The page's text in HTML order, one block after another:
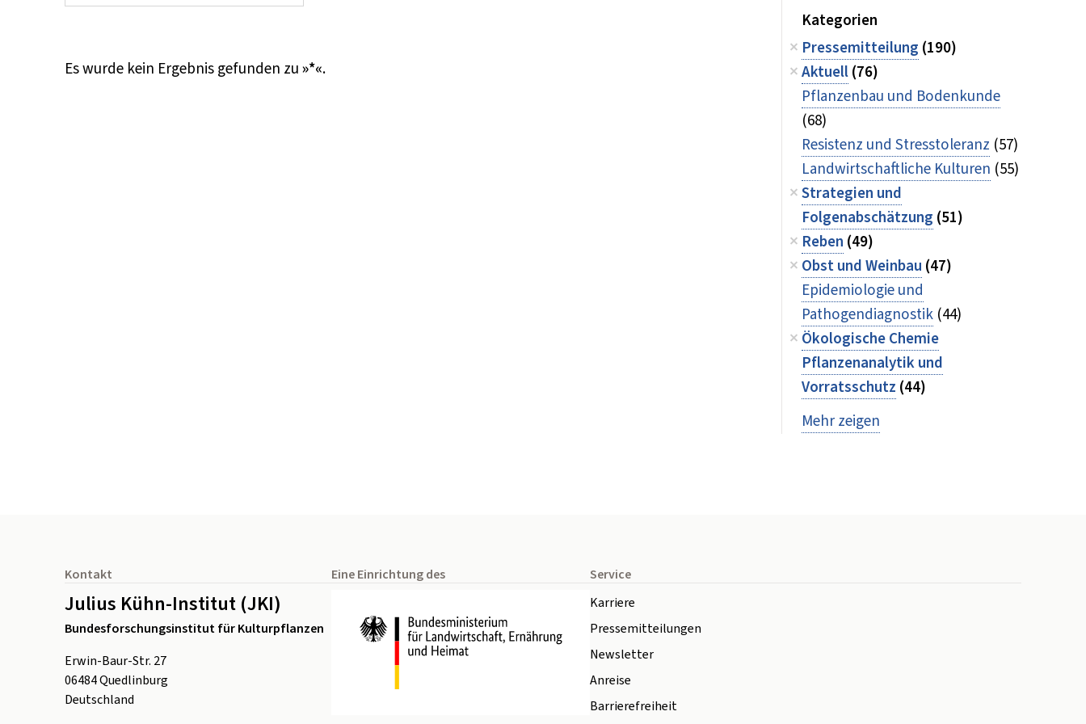
Es wurde kein Ergebnis gefunden zu»*«.
Kategorien
Pressemitteilung (190)
Aktuell(76)
Pflanzenbau und Bodenkunde
(68)
Resistenz und Stresstoleranz (57)
Landwirtschaftliche Kulturen (55)
Strategien und
Folgenabschätzung (51)
Reben (49)
Obst und Weinbau (47)
Epidemiologie und
Pathogendiagnostik (44)
Ökologische Chemie
Pflanzenanalytik und
Vorratsschutz (44)
Mehr zeigen
Kontakt
Julius Kühn-Institut (JKI)
Bundesforschungsinstitut für Kulturpflanzen
Erwin-Baur-Str. 27
06484Quedlinburg
Deutschland
Eine Einrichtung des
Service
Karriere
Pressemitteilungen
Newsletter
Anreise
Barrierefreiheit